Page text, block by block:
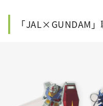
「JAL×GUNDAM